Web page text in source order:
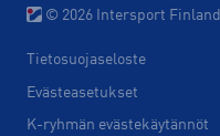
© 2026 Intersport Finland
Tietosuojaseloste
Evästeasetukset
K-ryhmän evästekäytännöt